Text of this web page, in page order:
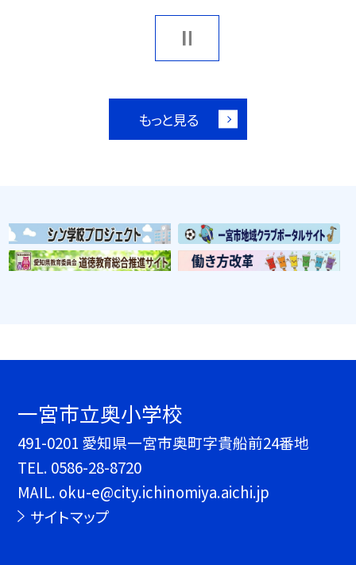
もっと見る
一宮市立奥小学校
491-0201 愛知県一宮市奥町字貴船前24番地
TEL. 0586-28-8720
MAIL. oku-e@city.ichinomiya.aichi.jp
サイトマップ